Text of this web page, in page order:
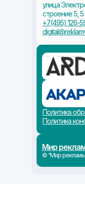
улица
строение 5,
+7(495) 126-
Политика
Политика
Мир
© “Мир